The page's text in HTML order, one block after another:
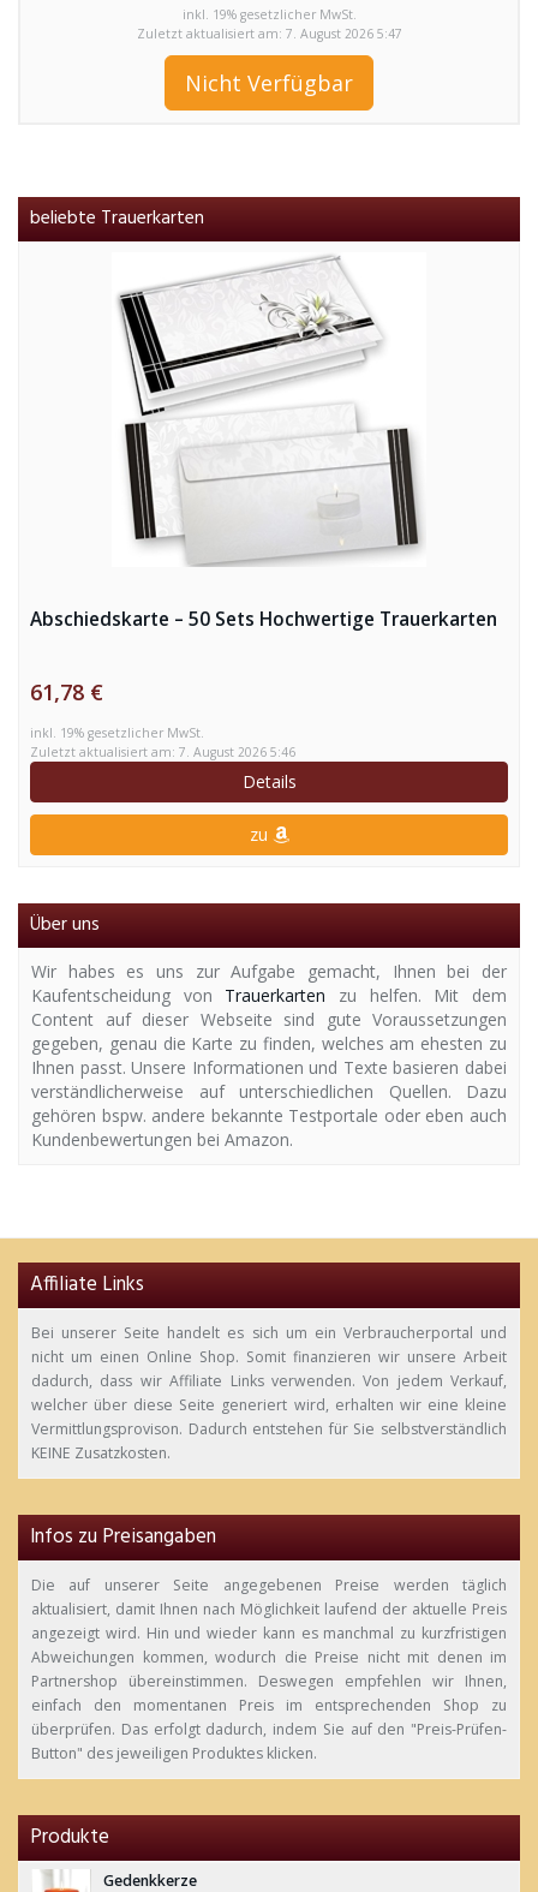
inkl. 19% gesetzlicher MwSt.
Zuletzt aktualisiert am: 7. August 2026 5:47
Nicht Verfügbar
beliebte Trauerkarten
Abschiedskarte – 50 Sets Hochwertige Trauerkarten
61,78 €
inkl. 19% gesetzlicher MwSt.
Zuletzt aktualisiert am: 7. August 2026 5:46
Details
zu
Über uns
Wir habes es uns zur Aufgabe gemacht, Ihnen bei der
Kaufentscheidung von Trauerkarten zu helfen. Mit dem
Content auf dieser Webseite sind gute Voraussetzungen
gegeben, genau die Karte zu finden, welches am ehesten zu
Ihnen passt. Unsere Informationen und Texte basieren dabei
verständlicherweise auf unterschiedlichen Quellen. Dazu
gehören bspw. andere bekannte Testportale oder eben auch
Kundenbewertungen bei Amazon.
Affiliate Links
Bei unserer Seite handelt es sich um ein Verbraucherportal und
nicht um einen Online Shop. Somit finanzieren wir unsere Arbeit
dadurch, dass wir Affiliate Links verwenden. Von jedem Verkauf,
welcher über diese Seite generiert wird, erhalten wir eine kleine
Vermittlungsprovison. Dadurch entstehen für Sie selbstverständlich
KEINE Zusatzkosten.
Infos zu Preisangaben
Die auf unserer Seite angegebenen Preise werden täglich
aktualisiert, damit Ihnen nach Möglichkeit laufend der aktuelle Preis
angezeigt wird. Hin und wieder kann es manchmal zu kurzfristigen
Abweichungen kommen, wodurch die Preise nicht mit denen im
Partnershop übereinstimmen. Deswegen empfehlen wir Ihnen,
einfach den momentanen Preis im entsprechenden Shop zu
überprüfen. Das erfolgt dadurch, indem Sie auf den "Preis-Prüfen-
Button" des jeweiligen Produktes klicken.
Produkte
Gedenkkerze